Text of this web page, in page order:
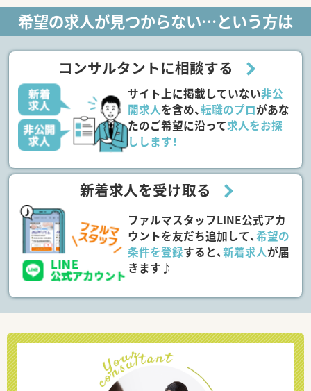
希望の求人が見つからない…という方は
コンサルタントに相談する
サイト上に掲載していない非公
開求人を含め、転職のプロがあな
たのご希望に沿って求人をお探
しします！
新着求人を受け取る
ファルマスタッフLINE公式アカ
ウントを友だち追加して、希望の
条件を登録すると、新着求人が届
きます♪